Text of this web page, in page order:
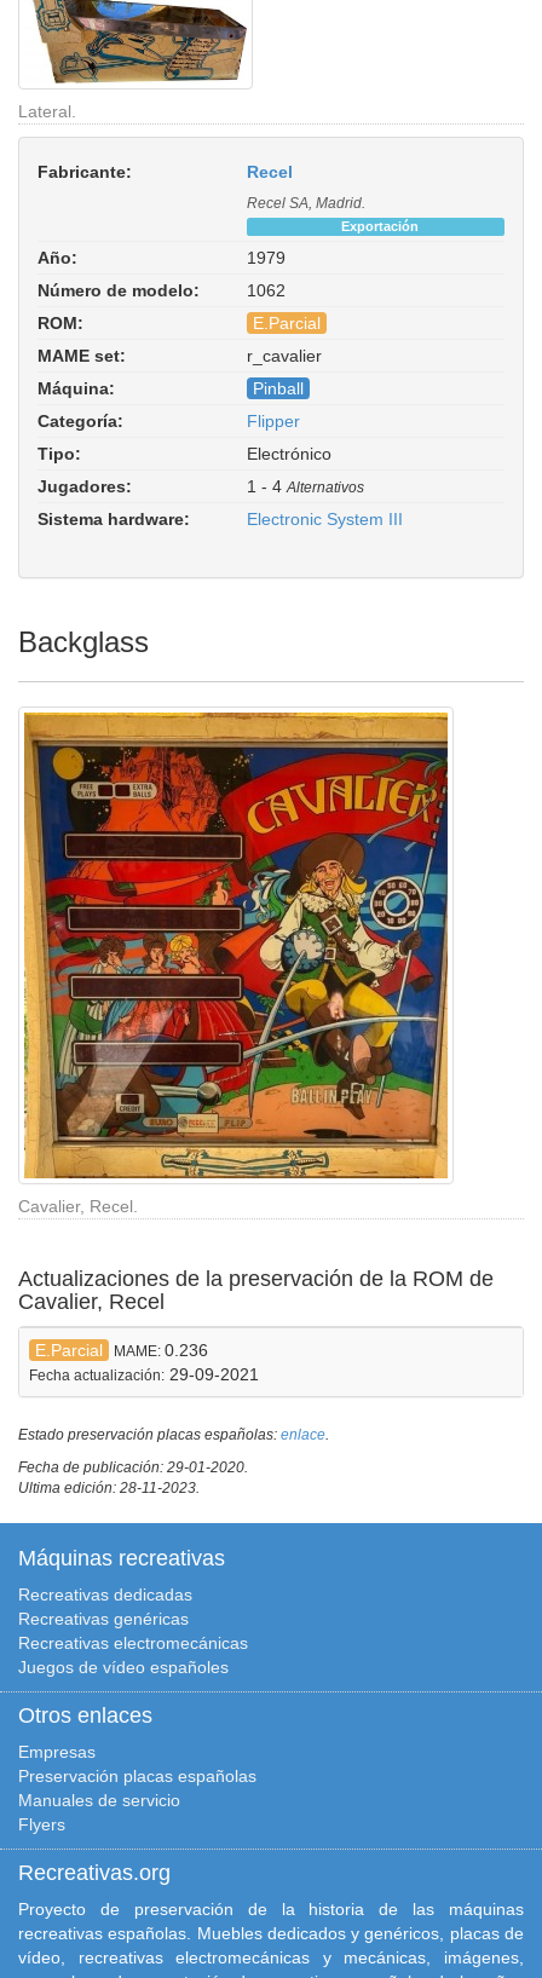
Lateral.
Fabricante: Recel
Recel SA, Madrid.
Exportación
Año:
1979
Número de modelo:
1062
ROM:
E.Parcial
MAME set:
r_cavalier
Cavalier. ROM Parent: recel. Driver:
pinball/recel.cpp
Máquina:
Pinball
Categoría:
Flipper
Tipo:
Electrónico
Jugadores:
1 - 4 Alternativos
Sistema hardware: Electronic System III
Backglass
Cavalier, Recel.
Actualizaciones de la preservación de la ROM de
Cavalier, Recel
E.Parcial MAME: 0.236
Fecha actualización: 29-09-2021
Estado preservación placas españolas: enlace.
Fecha de publicación: 29-01-2020.
Ultima edición: 28-11-2023.
Máquinas recreativas
Recreativas dedicadas
Recreativas genéricas
Recreativas electromecánicas
Juegos de vídeo españoles
Otros enlaces
Empresas
Preservación placas españolas
Manuales de servicio
Flyers
Recreativas.org
Proyecto de preservación de la historia de las máquinas
recreativas españolas. Muebles dedicados y genéricos, placas de
vídeo, recreativas electromecánicas y mecánicas, imágenes,